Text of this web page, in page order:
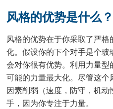
风格的优势是什么？
风格的优势在于你采取了严
化。假设你的下个对手是个
会对你很有优势。利用力量
可能的力量最大化。尽管这
因素削弱（速度，防守，机
手，因为你专注于力量。